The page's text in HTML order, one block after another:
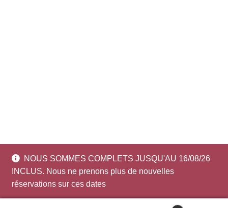
NOUS SOMMES COMPLETS JUSQU'AU 16/08/26
INCLUS. Nous ne prenons plus de nouvelles
réservations sur ces dates